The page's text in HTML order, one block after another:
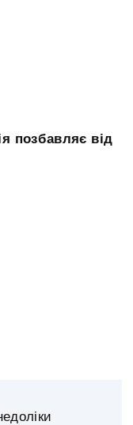
позбавляє від